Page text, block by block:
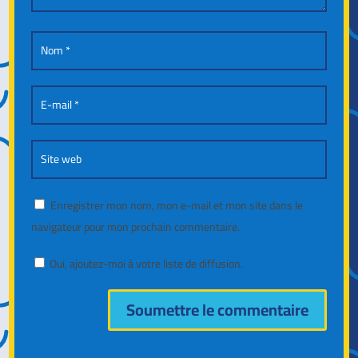
Enregistrer mon nom, mon e-mail et mon site dans le
navigateur pour mon prochain commentaire.
Oui, ajoutez-moi à votre liste de diffusion.
Soumettre le commentaire